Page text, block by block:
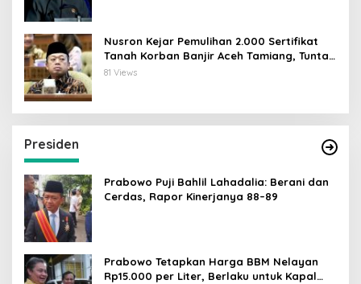
Nusron Kejar Pemulihan 2.000 Sertifikat
Tanah Korban Banjir Aceh Tamiang, Tuntas
Desember 2026
81 Views
Presiden
Prabowo Puji Bahlil Lahadalia: Berani dan
Cerdas, Rapor Kinerjanya 88–89
Prabowo Tetapkan Harga BBM Nelayan
Rp15.000 per Liter, Berlaku untuk Kapal